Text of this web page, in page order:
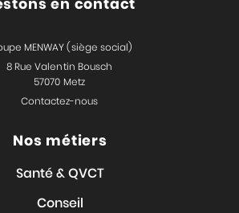
en contact
MENWAY (siège social)
8 Rue Valentin Bousch
57070 Metz
Contactez-nous
Nos métiers
Santé & QVCT
Conseil